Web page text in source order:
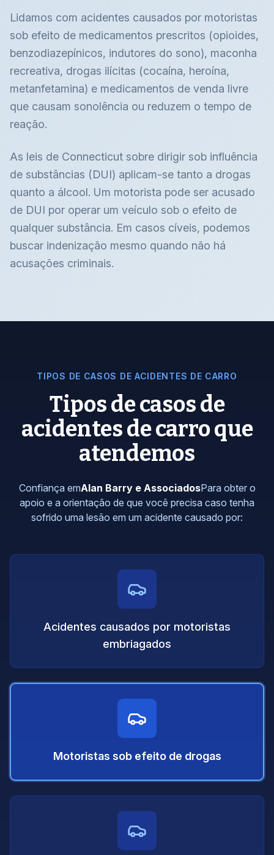
Lidamos com acidentes causados por motoristas
sob efeito de medicamentos prescritos (opioides,
benzodiazepínicos, indutores do sono), maconha
recreativa, drogas ilícitas (cocaína, heroína,
metanfetamina) e medicamentos de venda livre
que causam sonolência ou reduzem o tempo de
reação.
As leis de Connecticut sobre dirigir sob influência
de substâncias (DUI) aplicam-se tanto a drogas
quanto a álcool. Um motorista pode ser acusado
de DUI por operar um veículo sob o efeito de
qualquer substância. Em casos cíveis, podemos
buscar indenização mesmo quando não há
acusações criminais.
TIPOS DE CASOS DE ACIDENTES DE CARRO
Tipos de casos de
acidentes de carro que
atendemos
Confiança emAlan Barry e AssociadosPara obter o
apoio e a orientação de que você precisa caso tenha
sofrido uma lesão em um acidente causado por:
Acidentes causados por motoristas
embriagados
Motoristas sob efeito de drogas